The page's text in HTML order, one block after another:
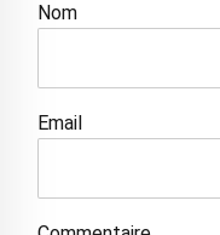
Nom
Email